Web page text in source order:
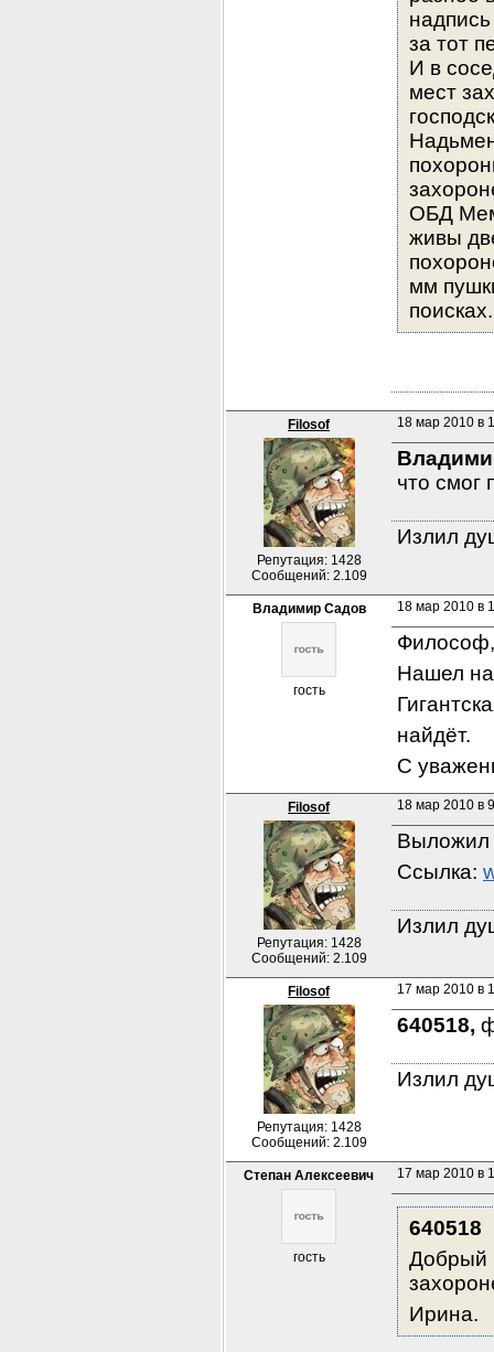
за тот
И в
мест
ОБД
живы
мм
Filosof
Репутация: 1428
Сообщений: 2.109
18 мар 2010 в
что смог
Излил
Владимир Садов
гость
18 мар 2010 в
Нашел
найдёт.
С
Filosof
Репутация: 1428
Сообщений: 2.109
18 мар 2010 в
Выложил
Ссылка:
Излил
Filosof
Репутация: 1428
Сообщений: 2.109
17 мар 2010 в
640518,
Излил
Степан Алексеевич
гость
17 мар 2010 в
640518
Добрый
Ирина.